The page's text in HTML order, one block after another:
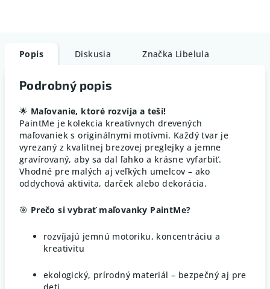
Popis Diskusia Značka Libelula
Podrobný popis
🌟 Maľovanie, ktoré rozvíja a teší!
PaintMe je kolekcia kreatívnych drevených
maľovaniek s originálnymi motívmi. Každý tvar je
vyrezaný z kvalitnej brezovej preglejky a jemne
gravírovaný, aby sa dal ľahko a krásne vyfarbiť.
Vhodné pre malých aj veľkých umelcov – ako
oddychová aktivita, darček alebo dekorácia.
🎯 Prečo si vybrať maľovanky PaintMe?
rozvíjajú jemnú motoriku, koncentráciu a
kreativitu
ekologický, prírodný materiál – bezpečný aj pre